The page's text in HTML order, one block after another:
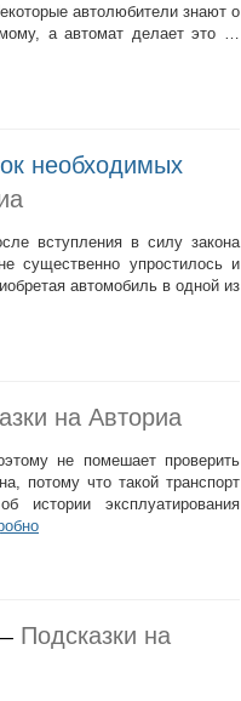
автолюбители знают о
а автомат делает это …
необходимых
вступления в силу закона
существенно упростилось и
автомобиль в одной из
на Авториа
не помешает проверить
потому что такой транспорт
эксплуатирования
Подсказки на